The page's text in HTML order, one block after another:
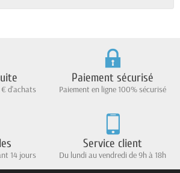
d'achats
Paiement sécurisé
Paiement en ligne 100% sécurisé
14 jours
Service client
Du lundi au vendredi de 9h à 18h